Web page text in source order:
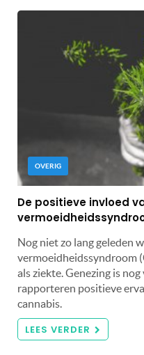
OVERIG
De positieve invloed
Nog niet zo lang geleden
vermoeidheidssyndroom
als ziekte. Genezing is
rapporteren positieve
cannabis.
LEES VERDER